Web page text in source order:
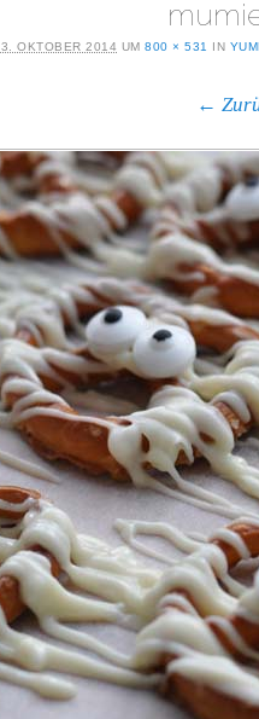
3. OKTOBER 2014 UM800 × 531 IN
←